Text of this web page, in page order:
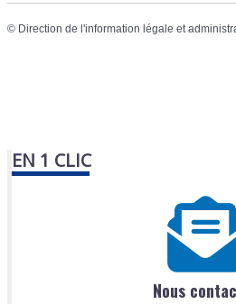
© Direction de l'information légale et
EN 1 CLIC
Nous